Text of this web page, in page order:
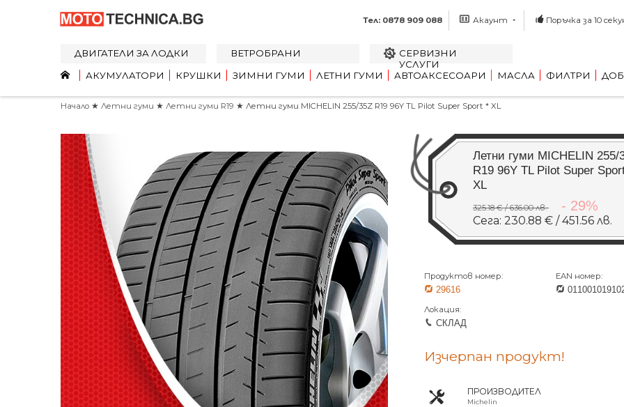
Тел: 0878 909 088 Акаунт Поръчка за 10
ДВИГАТЕЛИ ЗА ЛОДКИ ВЕТРОБРАНИ
СЕРВИЗНИ
УСЛУГИ
АКУМУЛАТОРИ
КРУШКИ ЗИМНИ ГУМИ ЛЕТНИ ГУМИ АВТОАКСЕСОАРИ МАСЛА ФИЛТРИ
Начало ★ Летни гуми ★ Летни гуми R19 ★ Летни гуми MICHELIN 255/35Z R19 96Y TL Pilot Super Sport * XL
Летни гуми MICHELIN 255/
R19 96Y TL Pilot Super
XL
325.18 € / 636.00 лв. - 29%
Сега: 230.88 € / 451.56 лв.
Продуктов номер:
29616
EAN номер:
Локация:
СКЛАД
Изчерпан продукт!
ПРОИЗВОДИТЕЛ
Michelin